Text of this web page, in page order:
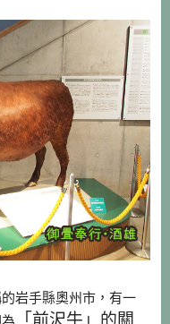
岩手縣奧州市，有一
「前沢牛」的關